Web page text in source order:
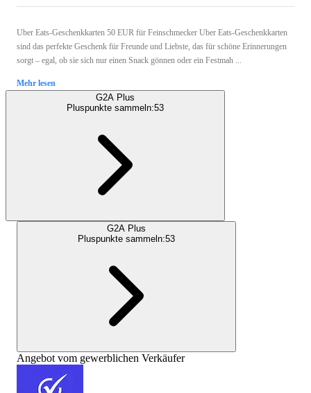
Uber Eats-Geschenkkarten 50 EUR für Feinschmecker Uber Eats-Geschenkkarten
sind das perfekte Geschenk für Freunde und Liebste, das für schöne Erinnerungen
sorgt – egal, ob sie sich nur einen Snack gönnen oder ein Festmah ...
Mehr lesen
G2A Plus
Pluspunkte sammeln:53
G2A Plus
Pluspunkte sammeln:53
Angebot vom gewerblichen Verkäufer